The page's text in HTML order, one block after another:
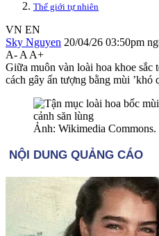
Thế giới tự nhiên
VN EN
Sky Nguyen 20/04/26 03:50pm
A- A A+
Giữa muôn vàn loài hoa khoe sắc
cách gây ấn tượng bằng mùi ’khó
Ảnh: Wikimedia Commons.